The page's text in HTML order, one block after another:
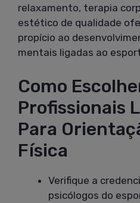
relaxamento, terapia
estético de qualidade
propício ao
mentais ligadas ao
Como
Profissionais
Para
Física
Verifique a
psicólogos do